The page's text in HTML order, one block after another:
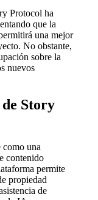
Protocol ha
que la
una mejor
No obstante,
sobre la
nuevos
Story
como una
contenido
permite
propiedad
de